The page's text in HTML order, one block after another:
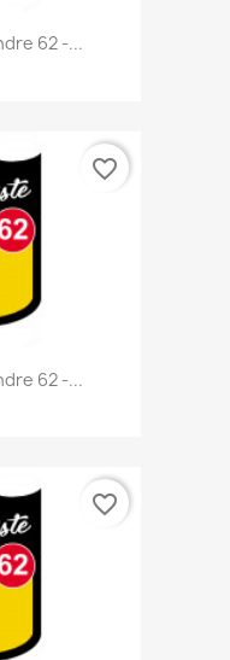
62 -...
62 -...
favorite_border
favorite_border